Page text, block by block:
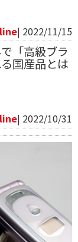
| 2022/11/15
「高級ブラ
国産品とは
| 2022/10/31